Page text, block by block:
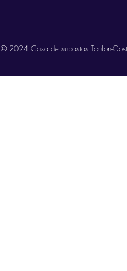
© 2024 Casa de subastas Toulon-